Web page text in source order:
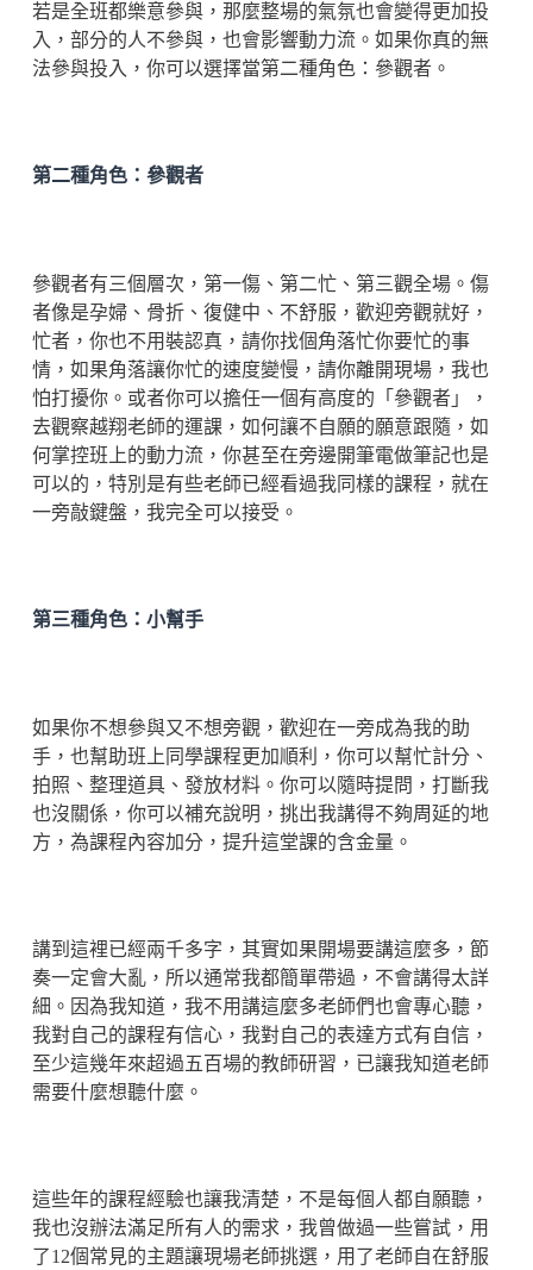
若是全班都樂意參與，那麼整場的氣氛也會變得更加投
入，部分的人不參與，也會影響動力流。如果你真的無
法參與投入，你可以選擇當第二種角色：參觀者。
第二種角色：參觀者
參觀者有三個層次，第一傷、第二忙、第三觀全場。傷
者像是孕婦、骨折、復健中、不舒服，歡迎旁觀就好，
忙者，你也不用裝認真，請你找個角落忙你要忙的事
情，如果角落讓你忙的速度變慢，請你離開現場，我也
怕打擾你。或者你可以擔任一個有高度的「參觀者」，
去觀察越翔老師的運課，如何讓不自願的願意跟隨，如
何掌控班上的動力流，你甚至在旁邊開筆電做筆記也是
可以的，特別是有些老師已經看過我同樣的課程，就在
一旁敲鍵盤，我完全可以接受。
第三種角色：小幫手
如果你不想參與又不想旁觀，歡迎在一旁成為我的助
手，也幫助班上同學課程更加順利，你可以幫忙計分、
拍照、整理道具、發放材料。你可以隨時提問，打斷我
也沒關係，你可以補充說明，挑出我講得不夠周延的地
方，為課程內容加分，提升這堂課的含金量。
講到這裡已經兩千多字，其實如果開場要講這麼多，節
奏一定會大亂，所以通常我都簡單帶過，不會講得太詳
細。因為我知道，我不用講這麼多老師們也會專心聽，
我對自己的課程有信心，我對自己的表達方式有自信，
至少這幾年來超過五百場的教師研習，已讓我知道老師
需要什麼想聽什麼。
這些年的課程經驗也讓我清楚，不是每個人都自願聽，
我也沒辦法滿足所有人的需求，我曾做過一些嘗試，用
了12個常見的主題讓現場老師挑選，用了老師自在舒服